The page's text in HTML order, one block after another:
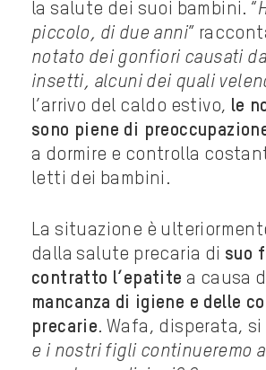
la salute dei suoi bambini. “
piccolo, di due anni”
notato dei gonfiori causati
insetti, alcuni dei quali
l’arrivo del caldo estivo, le
sono piene di
a dormire e controlla
letti dei bambini.
La situazione è
dalla salute precaria di suo
contratto l’epatite a causa
mancanza di igiene e delle
precarie. Wafa, disperata, si
e i nostri figli continueremo